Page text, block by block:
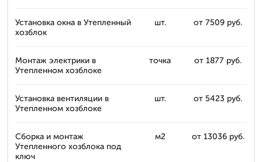
Установка окна в Утепленный
хозблок
шт. от 7509 руб.
Монтаж электрики в
Утепленном хозблоке
точка от 1877 руб.
Установка вентиляции в
Утепленном хозблоке
шт. от 5423 руб.
Сборка и монтаж
Утепленного хозблока под
ключ
м2 от 13036 руб.